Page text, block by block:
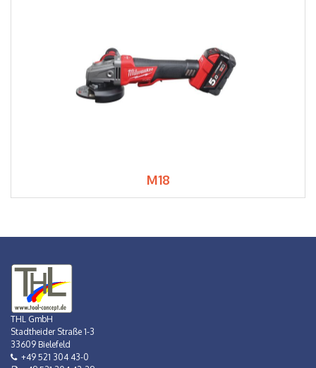
M18
THL GmbH
Stadtheider Straße 1-3
33609 Bielefeld
+49 521 304 43-0